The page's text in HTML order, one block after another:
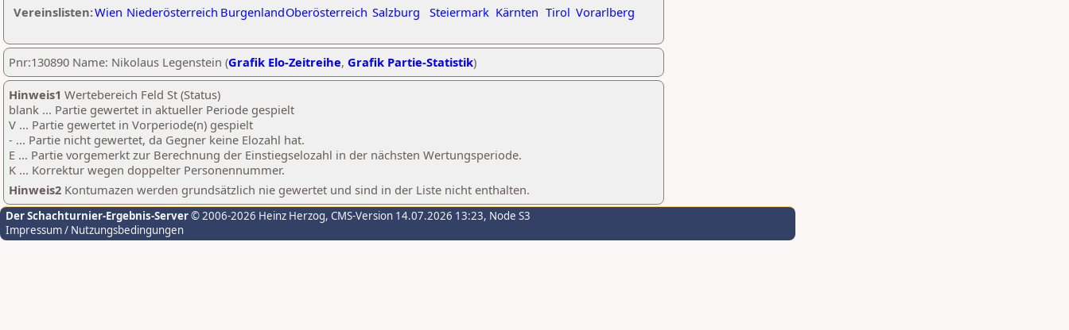
Vereinslisten:Wien Niederösterreich BurgenlandOberösterreich Salzburg Steiermark Kärnten Tirol Vorarlberg
Pnr:130890 Name: Nikolaus Legenstein (Grafik Elo-Zeitreihe, Grafik Partie-Statistik)
Hinweis1 Wertebereich Feld St (Status)
blank ... Partie gewertet in aktueller Periode gespielt
V ... Partie gewertet in Vorperiode(n) gespielt
- ... Partie nicht gewertet, da Gegner keine Elozahl hat.
E ... Partie vorgemerkt zur Berechnung der Einstiegselozahl in der nächsten Wertungsperiode.
K ... Korrektur wegen doppelter Personennummer.
Hinweis2 Kontumazen werden grundsätzlich nie gewertet und sind in der Liste nicht enthalten.
Der Schachturnier-Ergebnis-Server© 2006-2026 Heinz Herzog, CMS-Version 14.07.2026 13:23, Node S3
Impressum / Nutzungsbedingungen